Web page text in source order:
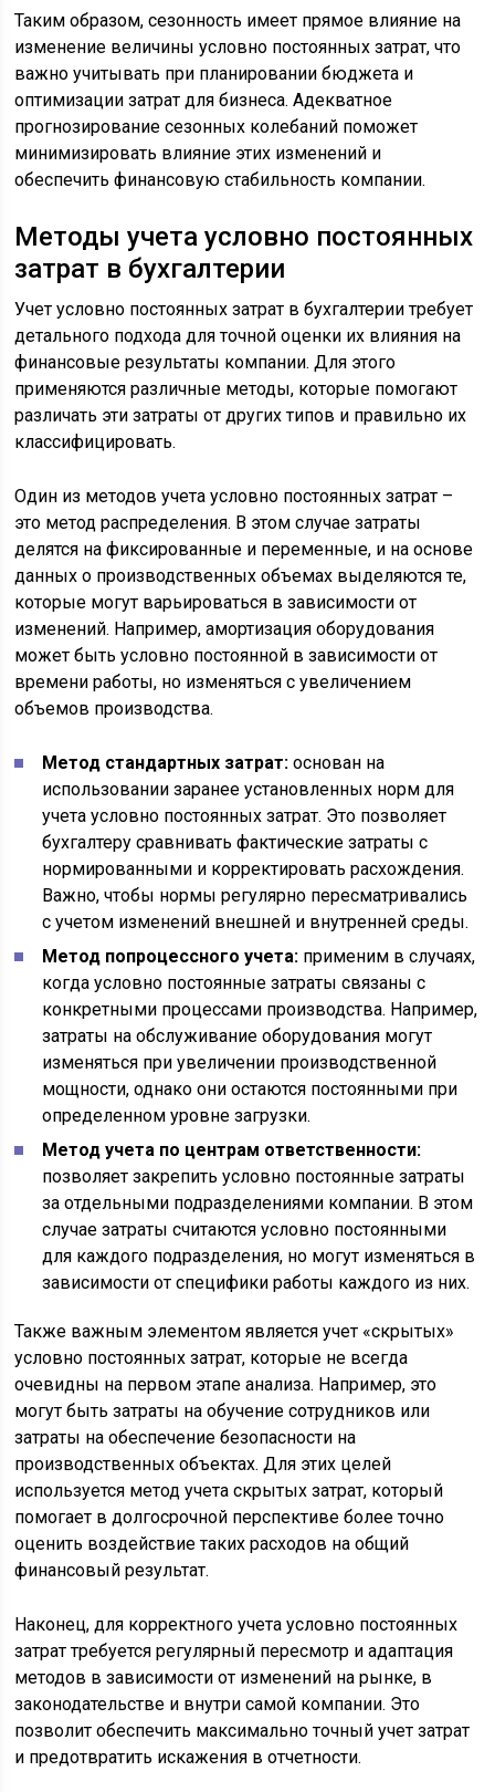
Таким образом, сезонность имеет прямое влияние на
изменение величины условно постоянных затрат, что
важно учитывать при планировании бюджета и
оптимизации затрат для бизнеса. Адекватное
прогнозирование сезонных колебаний поможет
минимизировать влияние этих изменений и
обеспечить финансовую стабильность компании.
Методы учета условно постоянных
затрат в бухгалтерии
Учет условно постоянных затрат в бухгалтерии требует
детального подхода для точной оценки их влияния на
финансовые результаты компании. Для этого
применяются различные методы, которые помогают
различать эти затраты от других типов и правильно их
классифицировать.
Один из методов учета условно постоянных затрат –
это метод распределения. В этом случае затраты
делятся на фиксированные и переменные, и на основе
данных о производственных объемах выделяются те,
которые могут варьироваться в зависимости от
изменений. Например, амортизация оборудования
может быть условно постоянной в зависимости от
времени работы, но изменяться с увеличением
объемов производства.
Метод стандартных затрат: основан на
использовании заранее установленных норм для
учета условно постоянных затрат. Это позволяет
бухгалтеру сравнивать фактические затраты с
нормированными и корректировать расхождения.
Важно, чтобы нормы регулярно пересматривались
с учетом изменений внешней и внутренней среды.
Метод попроцессного учета: применим в случаях,
когда условно постоянные затраты связаны с
конкретными процессами производства. Например,
затраты на обслуживание оборудования могут
изменяться при увеличении производственной
мощности, однако они остаются постоянными при
определенном уровне загрузки.
Метод учета по центрам ответственности:
позволяет закрепить условно постоянные затраты
за отдельными подразделениями компании. В этом
случае затраты считаются условно постоянными
для каждого подразделения, но могут изменяться в
зависимости от специфики работы каждого из них.
Также важным элементом является учет «скрытых»
условно постоянных затрат, которые не всегда
очевидны на первом этапе анализа. Например, это
могут быть затраты на обучение сотрудников или
затраты на обеспечение безопасности на
производственных объектах. Для этих целей
используется метод учета скрытых затрат, который
помогает в долгосрочной перспективе более точно
оценить воздействие таких расходов на общий
финансовый результат.
Наконец, для корректного учета условно постоянных
затрат требуется регулярный пересмотр и адаптация
методов в зависимости от изменений на рынке, в
законодательстве и внутри самой компании. Это
позволит обеспечить максимально точный учет затрат
и предотвратить искажения в отчетности.